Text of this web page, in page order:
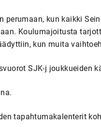
kun kaikki
Koulumajoitusta
kun muita
SJK-j joukkueiden
tapahtumakalenterit